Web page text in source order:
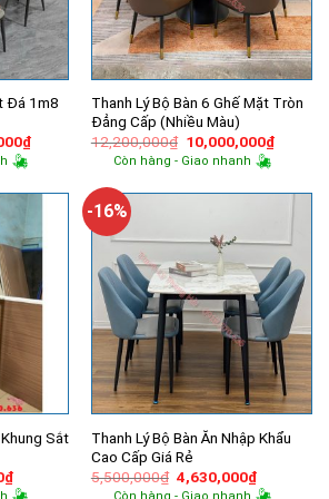
Đá 1m8
₫Giá
hiện
11,080,000₫.
Thanh Lý Bộ Bàn 6 Ghế Mặt Tròn
Đẳng Cấp (Nhiều Màu)
12,200,000₫ Giá
gốc
là:
10,000,000₫Giá
hiện
Còn hàng - Giao nhanh
Sắt
₫Giá
hiện
-16%
Thanh Lý Bộ Bàn Ăn Nhập Khẩu
Cao Cấp Giá Rẻ
5,500,000₫ Giá
gốc
4,630,000₫Giá
hiện